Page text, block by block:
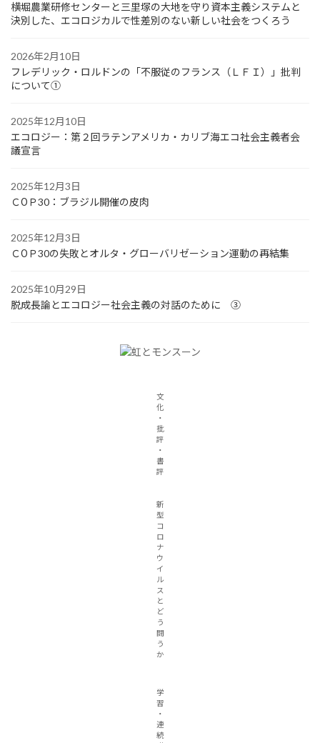
横堀農業研修センターと三里塚の大地を守り資本主義システムと
決別した、エコロジカルで性差別のない新しい社会をつくろう
2026年2月10日
フレデリック・ロルドンの「不服従のフランス（ＬＦＩ）」批判
について①
2025年12月10日
エコロジー：第２回ラテンアメリカ・カリブ海エコ社会主義者会
議宣言
2025年12月3日
ＣОＰ30：ブラジル開催の皮肉
2025年12月3日
ＣОＰ30の失敗とオルタ・グローバリゼーション運動の再結集
2025年10月29日
脱成長論とエコロジー社会主義の対話のために ③
文
化
・
批
評
・
書
評
新
型
コ
ロ
ナ
ウ
イ
ル
ス
と
ど
う
闘
う
か
学
習
・
連
続